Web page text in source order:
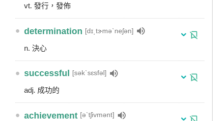
vt. 發行，發佈
● determination [dɪ͵tɝməˋneʃən]
n. 決心
● successful [səkˋsɛsfəl]
adj. 成功的
● achievement [əˋtʃivmənt]